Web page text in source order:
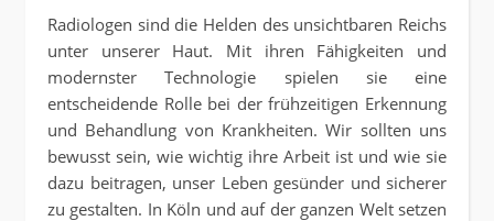
Radiologen sind die Helden des unsichtbaren Reichs
unter unserer Haut. Mit ihren Fähigkeiten und
modernster Technologie spielen sie eine
entscheidende Rolle bei der frühzeitigen Erkennung
und Behandlung von Krankheiten. Wir sollten uns
bewusst sein, wie wichtig ihre Arbeit ist und wie sie
dazu beitragen, unser Leben gesünder und sicherer
zu gestalten. In Köln und auf der ganzen Welt setzen